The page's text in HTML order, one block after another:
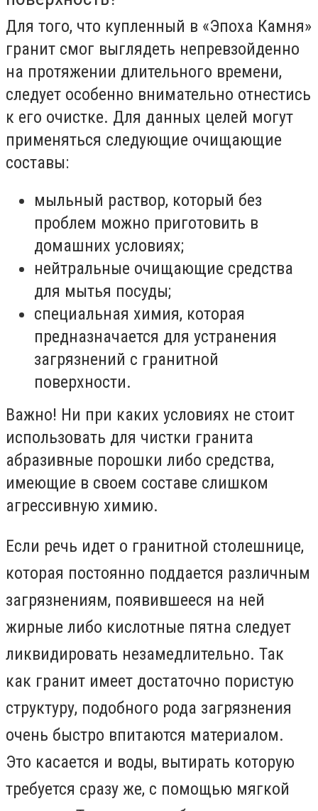
Для того, что купленный в «Эпоха Камня»
гранит смог выглядеть непревзойденно
на протяжении длительного времени,
следует особенно внимательно отнестись
к его очистке. Для данных целей могут
применяться следующие очищающие
составы:
мыльный раствор, который без
проблем можно приготовить в
домашних условиях;
нейтральные очищающие средства
для мытья посуды;
специальная химия, которая
предназначается для устранения
загрязнений с гранитной
поверхности.
Важно! Ни при каких условиях не стоит
использовать для чистки гранита
абразивные порошки либо средства,
имеющие в своем составе слишком
агрессивную химию.
Если речь идет о гранитной столешнице,
которая постоянно поддается различным
загрязнениям, появившееся на ней
жирные либо кислотные пятна следует
ликвидировать незамедлительно. Так
как гранит имеет достаточно пористую
структуру, подобного рода загрязнения
очень быстро впитаются материалом.
Это касается и воды, вытирать которую
требуется сразу же, с помощью мягкой